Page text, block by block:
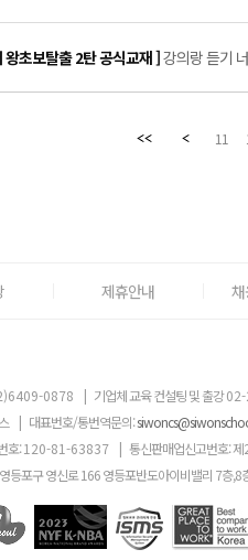
초보탈출 2탄 공식교재 ]강의랑 듣기
11
제휴안내
0878 | 기업체 교육 컨설팅 및 출강
| 대표번호/통번역문의:
호:120-81-63837 | 통신판매업신고번호: 제
등포구 영신로 166 영등포반도아이비밸리 7층,8